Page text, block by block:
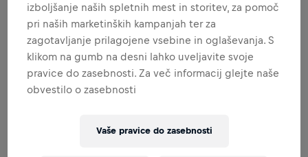
ZBRANA SREDSTVA DONIRAJTE
Donirajte in naredite razliko! 100 odstotkov vaše
donacije je namenjenih raziskavam hrbtenjače.
ZGODOVINA
WINGS FOR LIFE WORLD RUN
izboljšanje naših spletnih mest in storitev, za pomoč
pri naših marketinških kampanjah ter za
zagotavljanje prilagojene vsebine in oglaševanja. S
klikom na gumb na desni lahko uveljavite svoje
pravice do zasebnosti. Za več informacij glejte naše
obvestilo o zasebnosti
Vaše pravice do zasebnosti